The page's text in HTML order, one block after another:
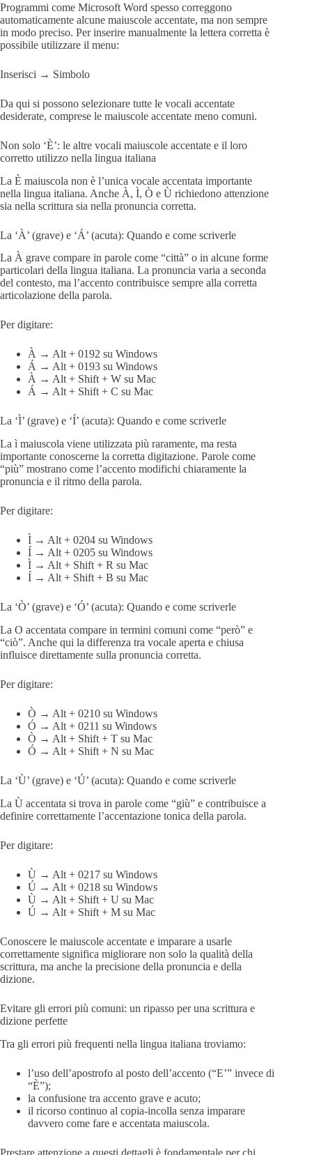
Programmi come Microsoft Word spesso correggono
automaticamente alcune maiuscole accentate, ma non sempre
in modo preciso. Per inserire manualmente la lettera corretta è
possibile utilizzare il menu:
Inserisci → Simbolo
Da qui si possono selezionare tutte le vocali accentate
desiderate, comprese le maiuscole accentate meno comuni.
Non solo ‘È’: le altre vocali maiuscole accentate e il loro
corretto utilizzo nella lingua italiana
La È maiuscola non è l’unica vocale accentata importante
nella lingua italiana. Anche À, Ì, Ò e Ù richiedono attenzione
sia nella scrittura sia nella pronuncia corretta.
La ‘À’ (grave) e ‘Á’ (acuta): Quando e come scriverle
La À grave compare in parole come “città” o in alcune forme
particolari della lingua italiana. La pronuncia varia a seconda
del contesto, ma l’accento contribuisce sempre alla corretta
articolazione della parola.
Per digitare:
À → Alt + 0192 su Windows
Á → Alt + 0193 su Windows
À → Alt + Shift + W su Mac
Á → Alt + Shift + C su Mac
La ‘Ì’ (grave) e ‘Í’ (acuta): Quando e come scriverle
La ì maiuscola viene utilizzata più raramente, ma resta
importante conoscerne la corretta digitazione. Parole come
“più” mostrano come l’accento modifichi chiaramente la
pronuncia e il ritmo della parola.
Per digitare:
Ì → Alt + 0204 su Windows
Í → Alt + 0205 su Windows
Ì → Alt + Shift + R su Mac
Í → Alt + Shift + B su Mac
La ‘Ò’ (grave) e ‘Ó’ (acuta): Quando e come scriverle
La O accentata compare in termini comuni come “però” e
“ciò”. Anche qui la differenza tra vocale aperta e chiusa
influisce direttamente sulla pronuncia corretta.
Per digitare:
Ò → Alt + 0210 su Windows
Ó → Alt + 0211 su Windows
Ò → Alt + Shift + T su Mac
Ó → Alt + Shift + N su Mac
La ‘Ù’ (grave) e ‘Ú’ (acuta): Quando e come scriverle
La Ù accentata si trova in parole come “giù” e contribuisce a
definire correttamente l’accentazione tonica della parola.
Per digitare:
Ù → Alt + 0217 su Windows
Ú → Alt + 0218 su Windows
Ù → Alt + Shift + U su Mac
Ú → Alt + Shift + M su Mac
Conoscere le maiuscole accentate e imparare a usarle
correttamente significa migliorare non solo la qualità della
scrittura, ma anche la precisione della pronuncia e della
dizione.
Evitare gli errori più comuni: un ripasso per una scrittura e
dizione perfette
Tra gli errori più frequenti nella lingua italiana troviamo:
l’uso dell’apostrofo al posto dell’accento (“E’” invece di
“È”);
la confusione tra accento grave e acuto;
il ricorso continuo al copia-incolla senza imparare
davvero come fare e accentata maiuscola.
Prestare attenzione a questi dettagli è fondamentale per chi